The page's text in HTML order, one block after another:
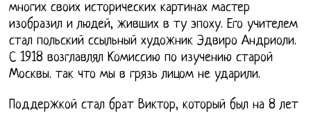
многих своих исторических картинах мастер
изобразил и людей, живших в ту эпоху. Его учителем
стал польский ссыльный художник Эдвиро Андриоли.
С 1918 возглавлял Комиссию по изучению старой
Москвы. так что мы в грязь лицом не ударили.
Поддержкой стал брат Виктор, который был на 8 лет